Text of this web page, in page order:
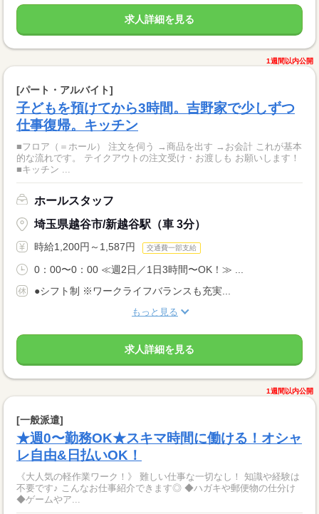
求人詳細を見る
1週間以内公開
[パート・アルバイト]
子どもを預けてから3時間。吉野家で少しずつ
仕事復帰。キッチン
■フロア（＝ホール） 注文を伺う →商品を出す →お会計 これが基本
的な流れです。 テイクアウトの注文受け・お渡しも お願いします！
■キッチン ...
ホールスタッフ
埼玉県越谷市/新越谷駅（車 3分）
時給1,200円～1,587円 交通費一部支給
0：00〜0：00 ≪週2日／1日3時間〜OK！≫ ...
●シフト制 ※ワークライフバランスも充実...
もっと見る
求人詳細を見る
1週間以内公開
[一般派遣]
★週0〜勤務OK★スキマ時間に働ける！オシャ
レ自由&日払いOK！
《大人気の軽作業ワーク！》 難しい仕事な一切なし！ 知識や経験は
不要です♪ こんなお仕事紹介できます◎ ◆ハガキや郵便物の仕分け
◆ゲームやア...